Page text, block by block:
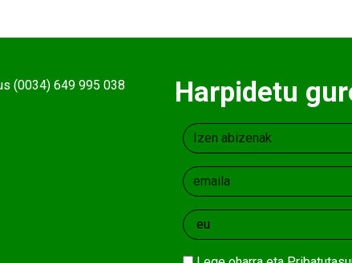
(0034) 649 995 038 Harpidetu